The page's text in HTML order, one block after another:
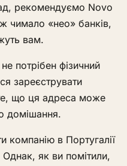
рекомендуємо Novo
чимало «нео» банків,
вам.
потрібен фізичний
зареєструвати
що ця адреса може
домішання.
компанію в Португалії
як ви помітили,